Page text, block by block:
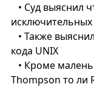
• Суд выяснил
• Также
кода UNIX
• Кроме
Thompson то ли